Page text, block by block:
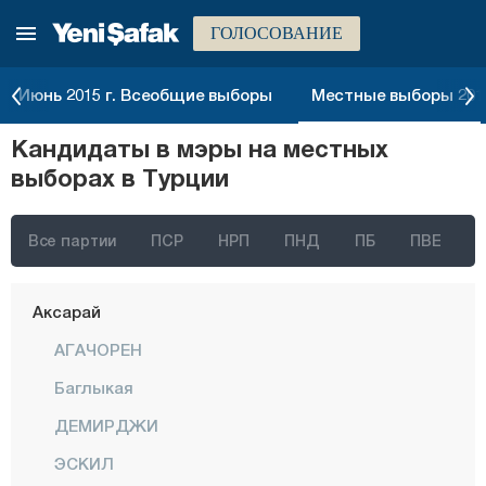
ГОЛОСОВАНИЕ
Июнь 2015 г. Всеобщие выборы Местные выборы
Кандидаты в мэры на местных
выборах в Турции
Все партии ПСР НРП ПНД ПБ ПВЕ
Стамбул
Адана
Адыяман
Агры
Аксарай
АГАЧОРЕН
Баглыкая
ДЕМИРДЖИ
ЭСКИЛ